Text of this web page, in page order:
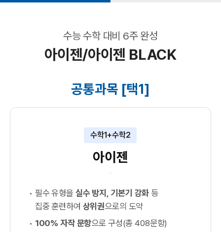
수능 수학 대비 6주 완성
아이젠/아이젠 BLACK
공통과목 [택1]
수학1+수학2
아이젠
필수 유형을 실수 방지, 기본기 강화등
집중 훈련하여 상위권으로의 도약
100% 자작 문항으로 구성(총 408문항)